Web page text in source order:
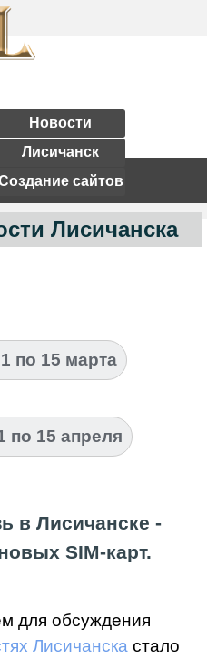
Новости
Лисичанск
сайтов
Лисичанска
по 15 марта
по 15 апреля
в Лисичанске -
SIM-карт.
для обсуждения
Лисичанска стало